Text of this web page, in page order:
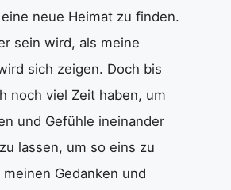
neue Heimat zu finden.
sein wird, als meine
sich zeigen. Doch bis
noch viel Zeit haben, um
und Gefühle ineinander
lassen, um so eins zu
Gedanken und